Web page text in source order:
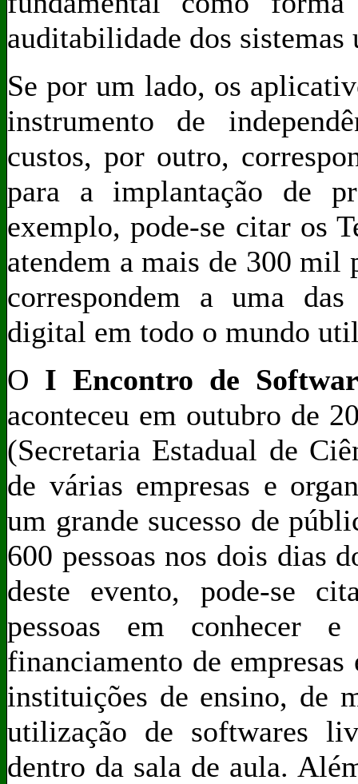
auditabilidade dos
Se por um lado, os
instrumento de
custos, por outro,
para a implantação de
exemplo, pode-se citar os
atendem a mais de 300 mil
correspondem a uma
digital em todo o mundo
O I Encontro de
aconteceu em outubro de
(Secretaria Estadual de
de várias empresas e
um grande sucesso de
600 pessoas nos dois dias
deste evento, pode-se
pessoas em conhecer
financiamento de
instituições de ensino, de
utilização de softwares
dentro da sala de aula.